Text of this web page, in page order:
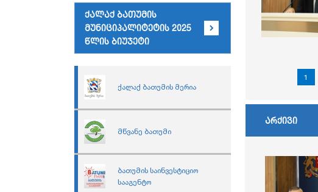
ქალაქ ბათუმის
მუნიციპალიტეტის 2025
წლის ბიუჯეტი
ქალაქ ბათუმის მერია
მწვანე ბათუმი
ბათუმის საინვესტიციო
სააგენტო
1
არქივი